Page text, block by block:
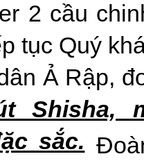
2 cầu
tục Quý
Ả Rập,
Shisha,
sắc.